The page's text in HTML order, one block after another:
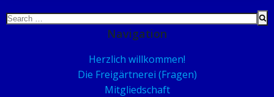
Search
Navigation
Herzlich willkommen!
Die Freigärtnerei (Fragen)
Mitgliedschaft